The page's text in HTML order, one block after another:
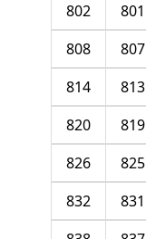
801
802
807
808
813
814
819
820
825
826
831
832